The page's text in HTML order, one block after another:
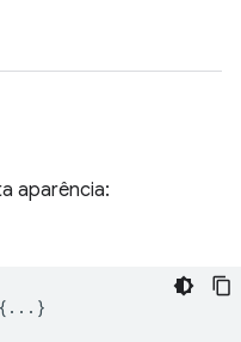
aparência:
{...}